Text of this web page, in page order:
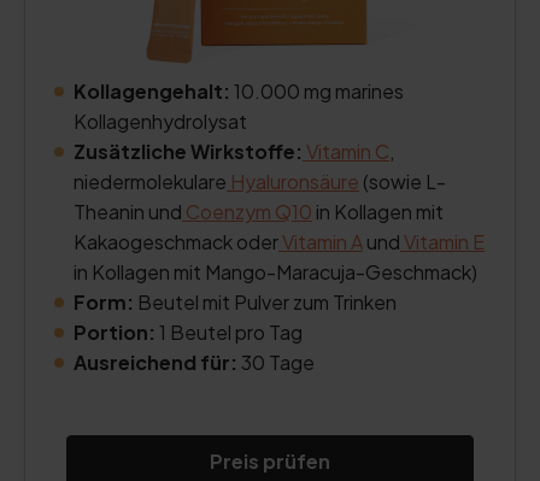
Kollagengehalt: 10.000 mg marines
Kollagenhydrolysat
Zusätzliche Wirkstoffe: Vitamin C
niedermolekulare Hyaluronsäure (sowie L-
Theanin und Coenzym Q10 in Kollagen mit
Kakaogeschmack oderVitamin AundVitamin E
in Kollagen mit Mango-Maracuja-Geschmack)
Form: Beutel mit Pulver zum Trinken
Portion: 1 Beutel pro Tag
Ausreichend für: 30 Tage
Preis prüfen